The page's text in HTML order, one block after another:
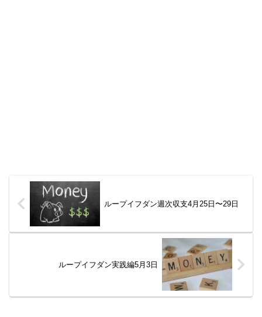
ループイフダン週次収支4月25日〜29日
ループイフダン実践編5月3日